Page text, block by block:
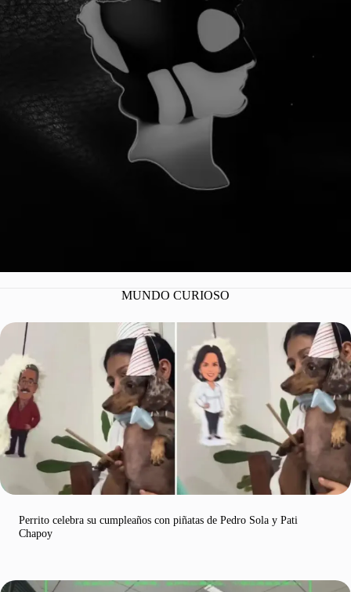
SOMOS
MUNDO CURIOSO
Perrito celebra su cumpleaños con piñatas de Pedro Sola y Pati
Chapoy